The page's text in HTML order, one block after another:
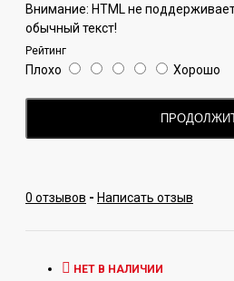
Внимание: HTML не
обычный текст!
Рейтинг
Плохо Хорошо
0 отзывов - Написать отзыв
НЕТ В НАЛИЧИИ